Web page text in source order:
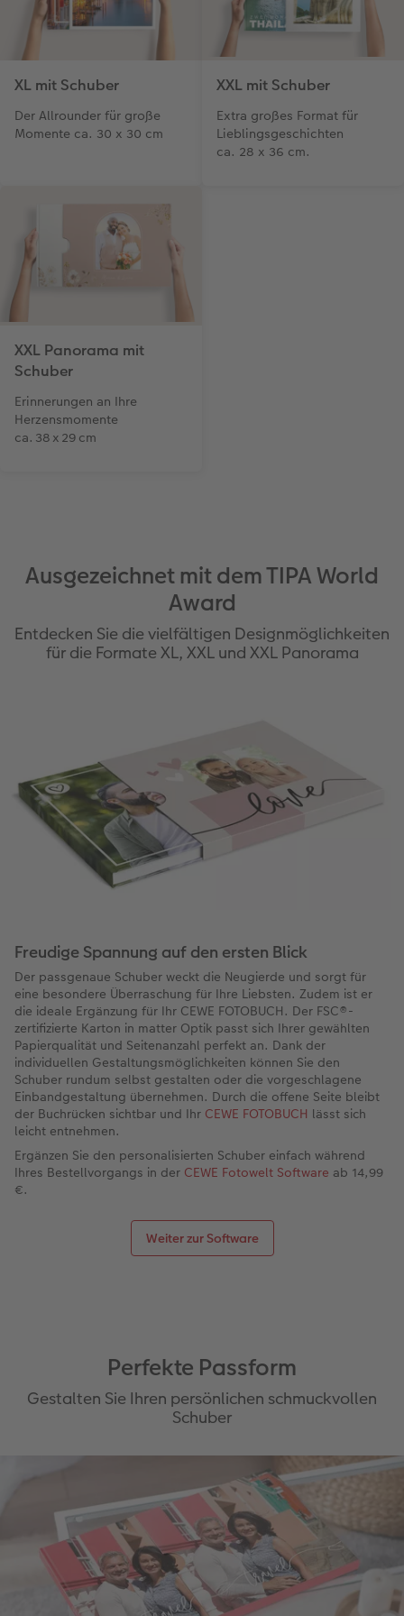
Foto-Kochbuch
Neuheiten
CEWE myPhotos
Neuheiten
Neuheiten
Neuheiten
CEWE myPhotos
CEWE myPhotos
Neuheiten
CEWE myPhotos
Neuheiten
CEWE myPhotos
Neuheiten
XL mit Schuber
Der Allrounder für große
Momente ca. 30 x 30 cm
XXL mit Schuber
Extra großes Format für
Lieblingsgeschichten
ca. 28 x 36 cm.
XXL Panorama mit
Schuber
Erinnerungen an Ihre
Herzensmomente
ca. 38 x 29 cm
Ausgezeichnet mit dem TIPA World
Award
Entdecken Sie die vielfältigen Designmöglichkeiten
für die Formate XL, XXL und XXL Panorama
Freudige Spannung auf den ersten Blick
Der passgenaue Schuber weckt die Neugierde und sorgt für
eine besondere Überraschung für Ihre Liebsten. Zudem ist er
die ideale Ergänzung für Ihr CEWE FOTOBUCH. Der FSC®-
zertifizierte Karton in matter Optik passt sich Ihrer gewählten
Papierqualität und Seitenanzahl perfekt an. Dank der
individuellen Gestaltungsmöglichkeiten können Sie den
Schuber rundum selbst gestalten oder die vorgeschlagene
Einbandgestaltung übernehmen. Durch die offene Seite bleibt
der Buchrücken sichtbar und Ihr CEWE FOTOBUCH lässt sich
leicht entnehmen.
Ergänzen Sie den personalisierten Schuber einfach während
Ihres Bestellvorgangs in der CEWE Fotowelt Software ab 14,99
€.
Weiter zur Software
Perfekte Passform
Gestalten Sie Ihren persönlichen schmuckvollen
Schuber